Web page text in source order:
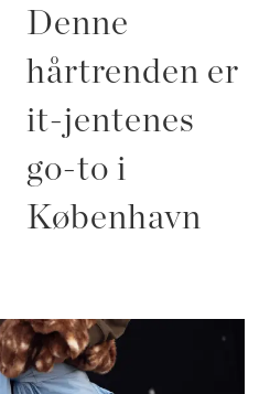
Denne
hårtrenden er
it-jentenes
go-to i
København